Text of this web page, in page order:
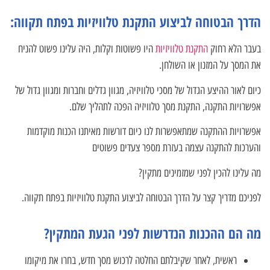
הדרך הבטוחה לביצוע התקנת טלוויזיות בפתח תקווה:
בעבר הלא רחוק התקנת טלוויזיותהיו פשוטות וקלות, היה עלינו פשוט להניח
את המסך על המזנון או השולחן.
כיום לאור ההיצע הגדול של מסכי טלוויזיה, מגוון גדלים וחברות ומגוון גדול של
אפשרויות התקנה, התקנת מסך טלוויזיה הפכה לתהליך שלם.
אפשרויות ההתקנה שמתאפשרות לנו כיום דורשות מאיתנו הכנות מוקדמות
והערכות להתקנה עצמה בעזרת מספר צעדים פשוטים
מה עלינו להכין לפני שמזמינים מתקין?
לפניכם מדריך קצר על הדרך הבטוחה לביצוע התקנת טלוויזיות בפתח תקווה.
מה הם ההכנות הנדרשות לפני הגעת המתקין?
ראשית, לאחר שקיבלתם החלטה לרכוש מסך חדש, בחרו את מיקומו